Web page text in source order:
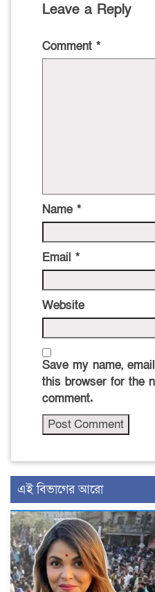
Leave a Reply
Comment *
Name *
Email *
Website
Save my name,
this browser for the
comment.
এই বিভাগের আরো